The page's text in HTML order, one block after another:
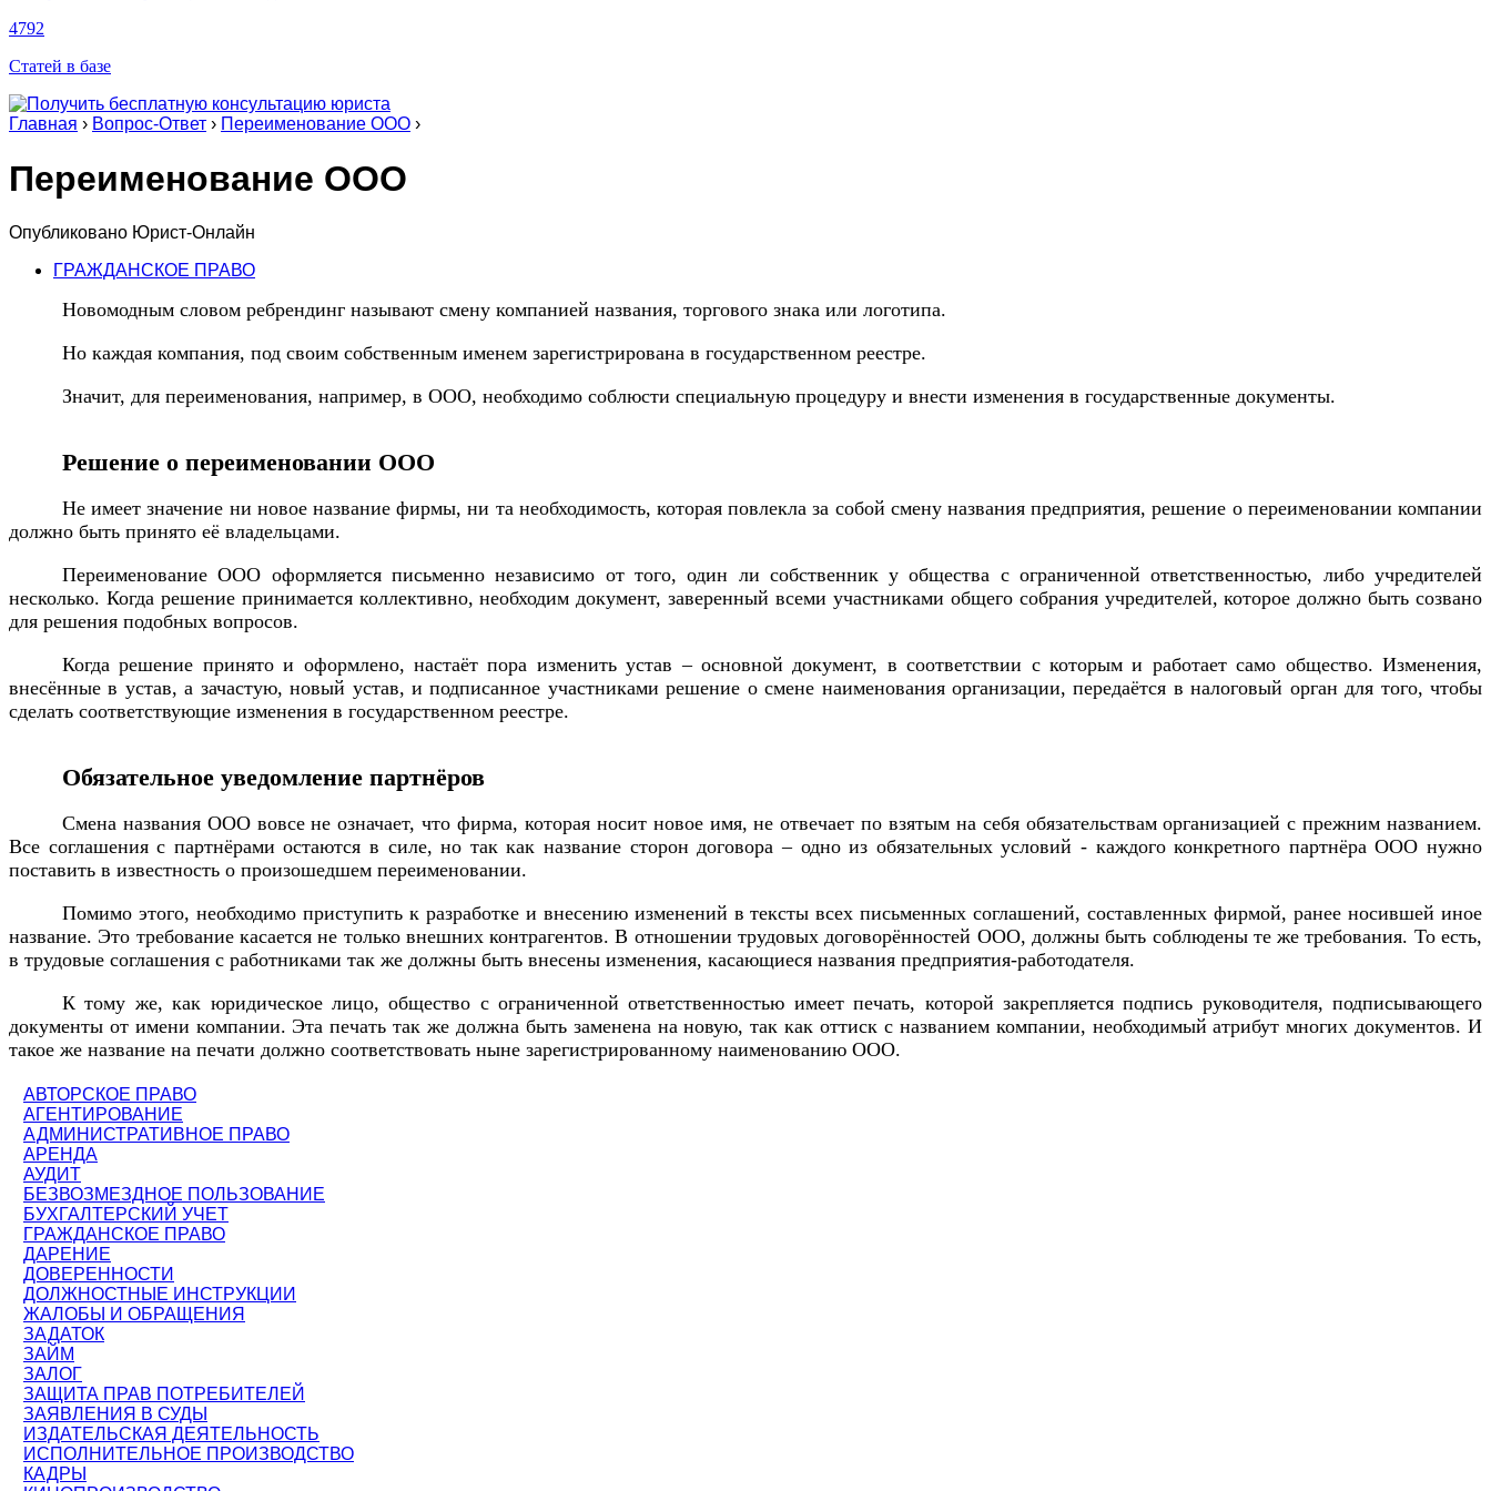
4792
Статей в базе
Главная › Вопрос-Ответ › Переименование ООО ›
Переименование ООО
Опубликовано Юрист-Онлайн
ГРАЖДАНСКОЕ ПРАВО
Новомодным словом ребрендинг называют смену компанией названия, торгового знака или логотипа.
Но каждая компания, под своим собственным именем зарегистрирована в государственном реестре.
Значит, для переименования, например, в ООО, необходимо соблюсти специальную процедуру и внести изменения в государственные документы.
Решение о переименовании ООО
Не имеет значение ни новое название фирмы, ни та необходимость, которая повлекла за собой смену названия предприятия, решение о переименовании компании
должно быть принято её владельцами.
Переименование ООО оформляется письменно независимо от того, один ли собственник у общества с ограниченной ответственностью, либо учредителей
несколько. Когда решение принимается коллективно, необходим документ, заверенный всеми участниками общего собрания учредителей, которое должно быть созвано
для решения подобных вопросов.
Когда решение принято и оформлено, настаёт пора изменить устав – основной документ, в соответствии с которым и работает само общество. Изменения,
внесённые в устав, а зачастую, новый устав, и подписанное участниками решение о смене наименования организации, передаётся в налоговый орган для того, чтобы
сделать соответствующие изменения в государственном реестре.
Обязательное уведомление партнёров
Смена названия ООО вовсе не означает, что фирма, которая носит новое имя, не отвечает по взятым на себя обязательствам организацией с прежним названием.
Все соглашения с партнёрами остаются в силе, но так как название сторон договора – одно из обязательных условий - каждого конкретного партнёра ООО нужно
поставить в известность о произошедшем переименовании.
Помимо этого, необходимо приступить к разработке и внесению изменений в тексты всех письменных соглашений, составленных фирмой, ранее носившей иное
название. Это требование касается не только внешних контрагентов. В отношении трудовых договорённостей ООО, должны быть соблюдены те же требования. То есть,
в трудовые соглашения с работниками так же должны быть внесены изменения, касающиеся названия предприятия-работодателя.
К тому же, как юридическое лицо, общество с ограниченной ответственностью имеет печать, которой закрепляется подпись руководителя, подписывающего
документы от имени компании. Эта печать так же должна быть заменена на новую, так как оттиск с названием компании, необходимый атрибут многих документов. И
такое же название на печати должно соответствовать ныне зарегистрированному наименованию ООО.
АВТОРСКОЕ ПРАВО
АГЕНТИРОВАНИЕ
АДМИНИСТРАТИВНОЕ ПРАВО
АРЕНДА
АУДИТ
БЕЗВОЗМЕЗДНОЕ ПОЛЬЗОВАНИЕ
БУХГАЛТЕРСКИЙ УЧЕТ
ГРАЖДАНСКОЕ ПРАВО
ДАРЕНИЕ
ДОВЕРЕННОСТИ
ДОЛЖНОСТНЫЕ ИНСТРУКЦИИ
ЖАЛОБЫ И ОБРАЩЕНИЯ
ЗАДАТОК
ЗАЙМ
ЗАЛОГ
ЗАЩИТА ПРАВ ПОТРЕБИТЕЛЕЙ
ЗАЯВЛЕНИЯ В СУДЫ
ИЗДАТЕЛЬСКАЯ ДЕЯТЕЛЬНОСТЬ
ИСПОЛНИТЕЛЬНОЕ ПРОИЗВОДСТВО
КАДРЫ